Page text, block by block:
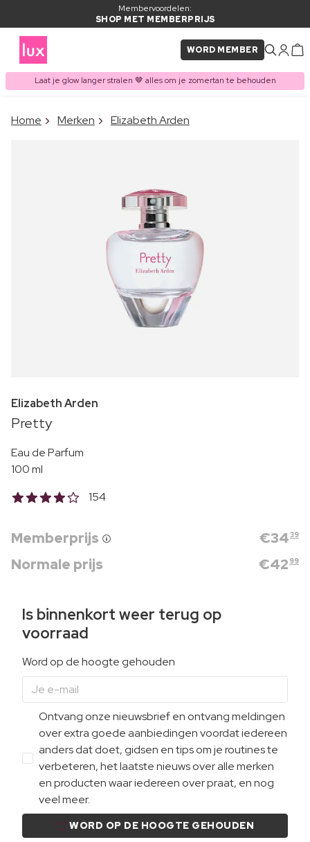
Membervoordelen:
SHOP MET MEMBERPRIJS
WORD MEMBER
Laat je glow langer stralen 🤎 alles om je zomertan te behouden
ITEM TOEGEVOEGD AAN
Home Merken Elizabeth Arden
Elizabeth Arden
Pretty
Eau de Parfum
100 ml
154
Memberprijs €3439
Normale prijs €42 99
Is binnenkort weer terug op
voorraad
Word op de hoogte gehouden
Ontvang onze nieuwsbrief en ontvang meldingen
over extra goede aanbiedingen voordat iedereen
anders dat doet, gidsen en tips om je routines te
verbeteren, het laatste nieuws over alle merken
en producten waar iedereen over praat, en nog
veel meer.
WORD OP DE HOOGTE GEHOUDEN